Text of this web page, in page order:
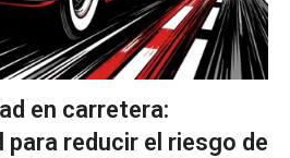
en carretera:
reducir el riesgo de